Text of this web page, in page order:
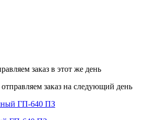
заказ в этот же день
отправляем заказ на следующий день